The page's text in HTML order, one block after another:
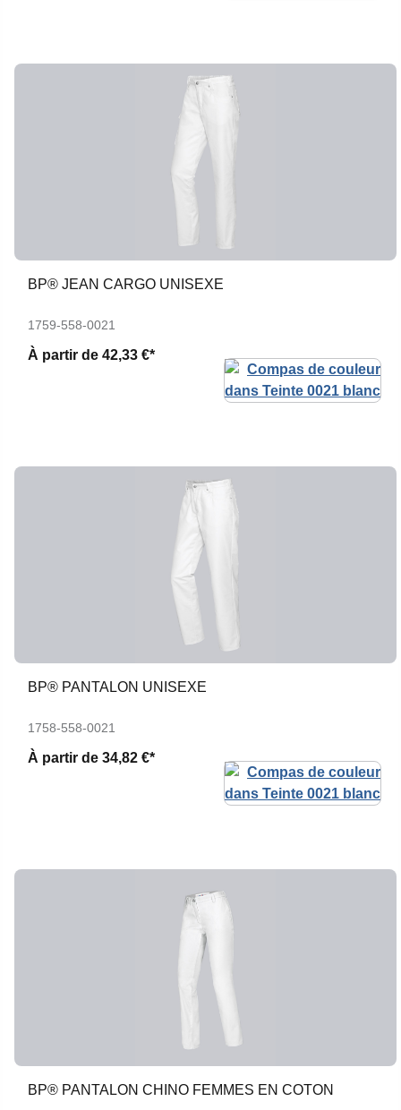
BP® JEAN CARGO UNISEXE
1759-558-0021
À partir de 42,33 €*
BP® PANTALON UNISEXE
1758-558-0021
À partir de 34,82 €*
BP® PANTALON CHINO FEMMES EN COTON